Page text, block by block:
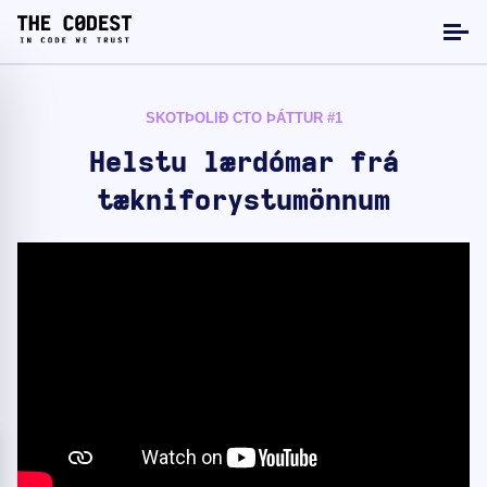
SKOTÞOLIÐ CTO ÞÁTTUR #1
Helstu lærdómar frá
tækniforystumönnum